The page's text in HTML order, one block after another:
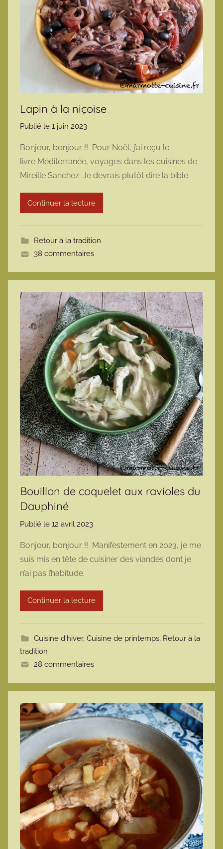
Lapin à la niçoise
Publié le 1 juin 2023
r
m
a
r
m
t
e
Bonjour, bonjour !! Pour Noël, j’ai reçu le
livre Méditerranée, voyages dans les cuisines de
Mireille Sanchez. Je devrais plutôt dire la bible
Continuer la lecture
Retour à la tradition
38 commentaires
Bouillon de coquelet aux ravioles du
Dauphiné
Publié le 12 avril 2023
r
m
r
m
t
Bonjour, bonjour !! Manifestement en 2023, je me
suis mis en tête de cuisiner des viandes dont je
n’ai pas l’habitude.
Continuer la lecture
Cuisine d'hiver, Cuisine de printemps, Retour à la
tradition
28 commentaires